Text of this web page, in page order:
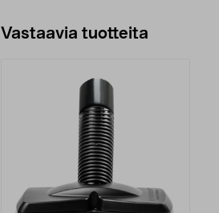
Vastaavia tuotteita